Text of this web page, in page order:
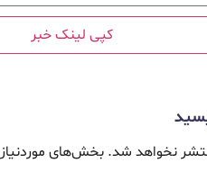
کپی لینک خبر
نخواهد شد. بخش‌های